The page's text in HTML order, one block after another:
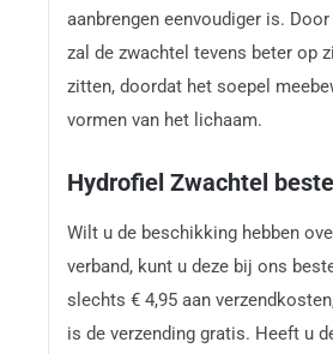
aanbrengen eenvoudiger is.
zal de zwachtel tevens beter op
zitten, doordat het soepel
vormen van het lichaam.
Hydrofiel Zwachtel
Wilt u de beschikking hebben
verband, kunt u deze bij ons
slechts € 4,95 aan
is de verzending gratis. Heeft u